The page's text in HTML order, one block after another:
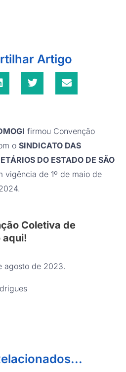
Artigo
firmou Convenção
o SINDICATO DAS
DO ESTADO DE SÃO
vigência de 1º de maio de
Coletiva de
aqui!
agosto de 2023.